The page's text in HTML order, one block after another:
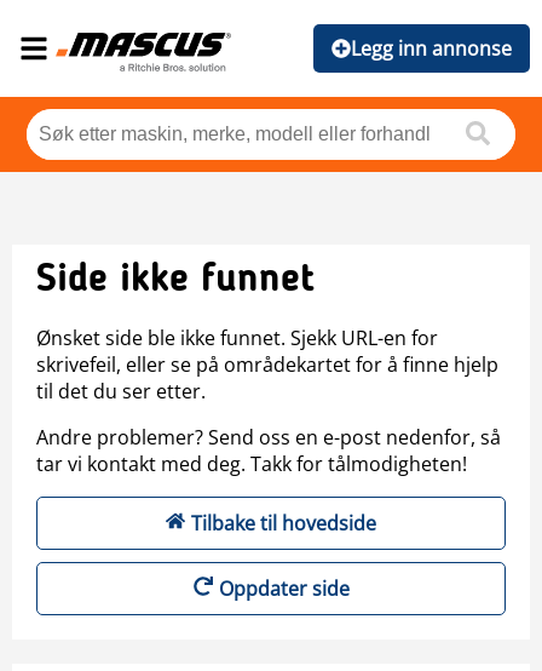
Legg inn annonse
Side ikke funnet
Ønsket side ble ikke funnet. Sjekk URL-en for
skrivefeil, eller se på områdekartet for å finne hjelp
til det du ser etter.
Andre problemer? Send oss en e-post nedenfor, så
tar vi kontakt med deg. Takk for tålmodigheten!
Tilbake til hovedside
Oppdater side